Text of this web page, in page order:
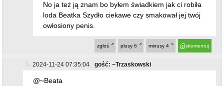
No ja też ją znam bo byłem świadkiem jak ci robiła
loda Beatka Szydło ciekawe czy smakował jej twój
owłosiony penis.
skomentuj
minusy 4
plusy 6
zgłoś
2024-11-24 07:35:04 gość: ~Trzaskowski
@~Beata